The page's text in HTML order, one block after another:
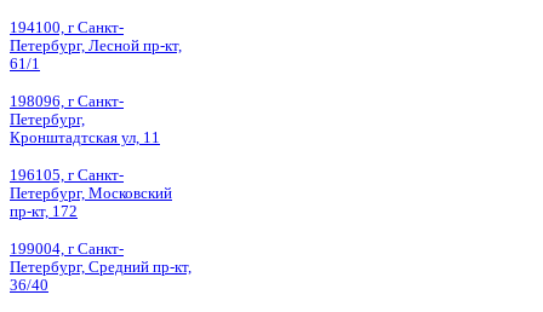
194100, г Санкт-
Петербург, Лесной пр-кт,
61/1
198096, г Санкт-
Петербург,
Кронштадтская ул, 11
196105, г Санкт-
Петербург, Московский
пр-кт, 172
199004, г Санкт-
Петербург, Средний пр-кт,
36/40